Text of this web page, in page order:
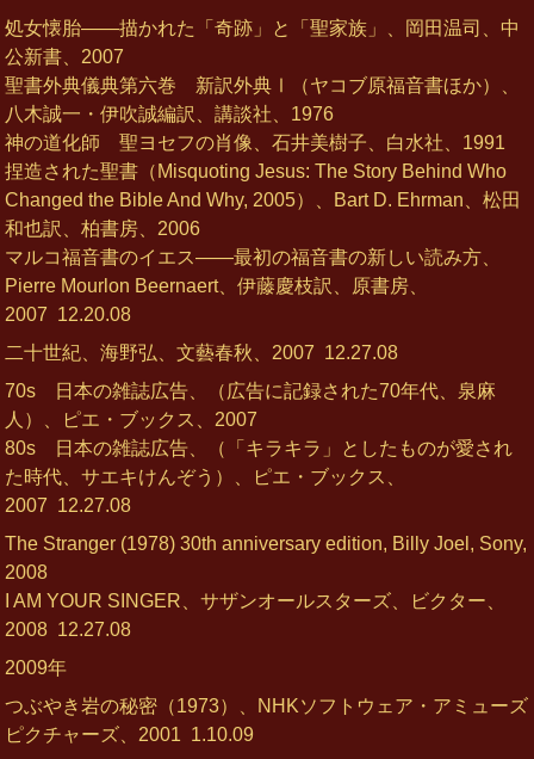
処女懐胎――描かれた「奇跡」と「聖家族」、岡田温司、中
公新書、2007
聖書外典儀典第六巻 新訳外典Ⅰ（ヤコブ原福音書ほか）、
八木誠一・伊吹誠編訳、講談社、1976
神の道化師 聖ヨセフの肖像、石井美樹子、白水社、1991
捏造された聖書（Misquoting Jesus: The Story Behind Who
Changed the Bible And Why, 2005）、Bart D. Ehrman、松田
和也訳、柏書房、2006
マルコ福音書のイエス――最初の福音書の新しい読み方、
Pierre Mourlon Beernaert、伊藤慶枝訳、原書房、
2007 12.20.08
二十世紀、海野弘、文藝春秋、2007 12.27.08
70s 日本の雑誌広告、（広告に記録された70年代、泉麻
人）、ピエ・ブックス、2007
80s 日本の雑誌広告、（「キラキラ」としたものが愛され
た時代、サエキけんぞう）、ピエ・ブックス、
2007 12.27.08
The Stranger (1978) 30th anniversary edition, Billy Joel, Sony,
2008
I AM YOUR SINGER、サザンオールスターズ、ビクター、
2008 12.27.08
2009年
つぶやき岩の秘密（1973）、NHKソフトウェア・アミューズ
ピクチャーズ、2001 1.10.09